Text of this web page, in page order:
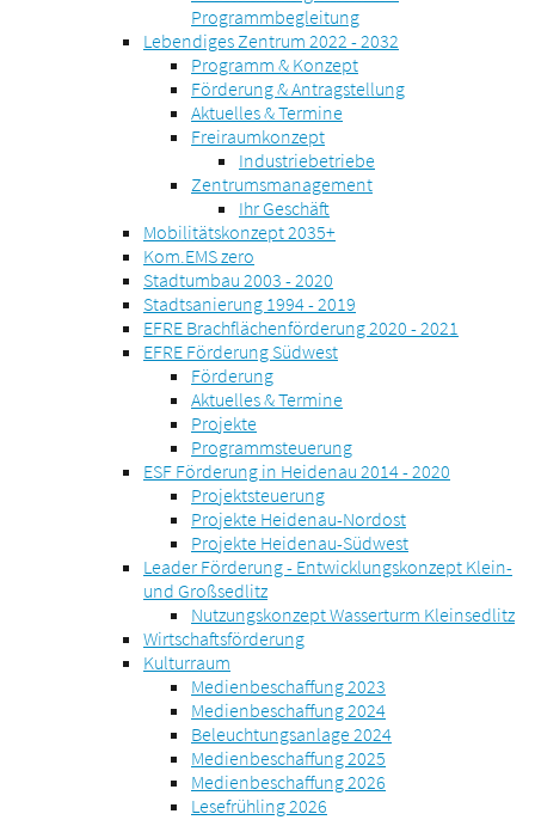
Programmbegleitung
Lebendiges Zentrum 2022 - 2032
Programm & Konzept
Förderung & Antragstellung
Aktuelles & Termine
Freiraumkonzept
Industriebetriebe
Zentrumsmanagement
Ihr Geschäft
Mobilitätskonzept 2035+
Kom.EMS zero
Stadtumbau 2003 - 2020
Stadtsanierung 1994 - 2019
EFRE Brachflächenförderung 2020 - 2021
EFRE Förderung Südwest
Förderung
Aktuelles & Termine
Projekte
Programmsteuerung
ESF Förderung in Heidenau 2014 - 2020
Projektsteuerung
Projekte Heidenau-Nordost
Projekte Heidenau-Südwest
Leader Förderung - Entwicklungskonzept Klein-
und Großsedlitz
Nutzungskonzept Wasserturm Kleinsedlitz
Wirtschaftsförderung
Kulturraum
Medienbeschaffung 2023
Medienbeschaffung 2024
Beleuchtungsanlage 2024
Medienbeschaffung 2025
Medienbeschaffung 2026
Lesefrühling 2026